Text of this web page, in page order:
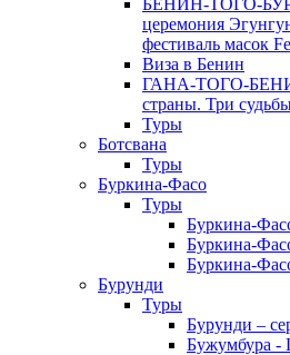
БЕНИН-ТОГО-
церемония
фестиваль масок
Виза в Бенин
ГАНА-ТОГО-
страны. Три
Туры
Ботсвана
Туры
Буркина-Фасо
Туры
Буркина-
Буркина-
Буркина-
Бурунди
Туры
Бурунди –
Бужумбура -